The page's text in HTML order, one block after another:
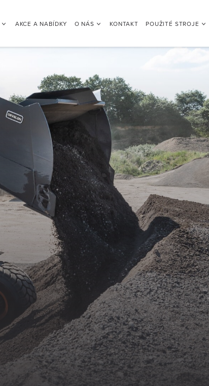
AKCE A NABÍDKY O NÁS KONTAKT POUŽITÉ STROJE